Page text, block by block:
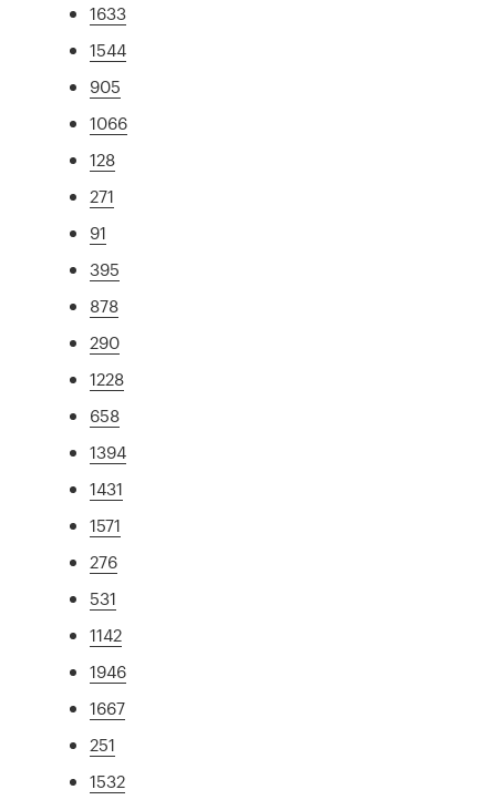
1633
1544
905
1066
128
271
91
395
878
290
1228
658
1394
1431
1571
276
531
1142
1946
1667
251
1532